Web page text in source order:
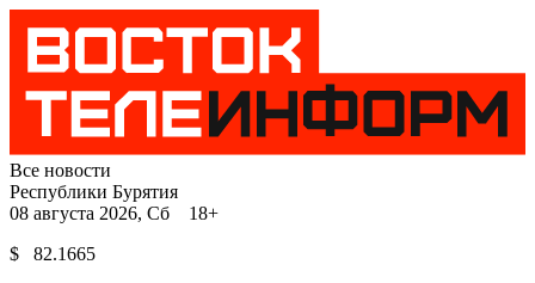
Все новости
Республики Бурятия
08 августа 2026, Сб 18+
$ 82.1665